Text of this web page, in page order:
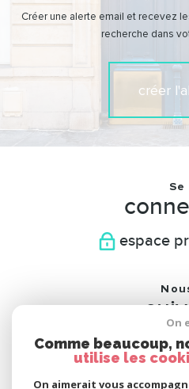
Créer une alerte email et recevez
recherche dans
créer
Se
espace
On
Comme beaucoup,
utilise les
On aimerait vous